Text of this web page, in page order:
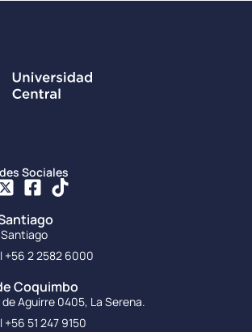
Sociales
Santiago
+56 2 2582 6000
Coquimbo
Aguirre 0405, La Serena.
51 247 9150